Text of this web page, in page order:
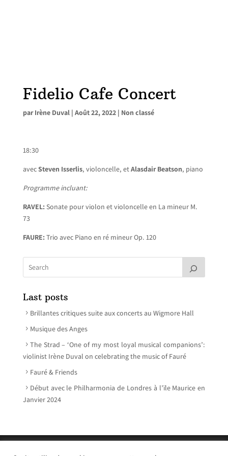
Fidelio Cafe Concert
parIrène Duval| Août 22, 2022| Non classé
18:30
avecSteven Isserlis, violoncelle, etAlasdair Beatson, piano
Programme incluant:
RAVEL: Sonate pour violon et violoncelle en La mineur M.
73
FAURE: Trio avec Piano en ré mineur Op. 120
Last posts
Brillantes critiques suite aux concerts au Wigmore Hall
Musique des Anges
The Strad – ‘One of my most loyal musical companions’:
violinist Irène Duval on celebrating the music of Fauré
Fauré & Friends
Début avec le Philharmonia de Londres à l’ïle Maurice en
Janvier 2024